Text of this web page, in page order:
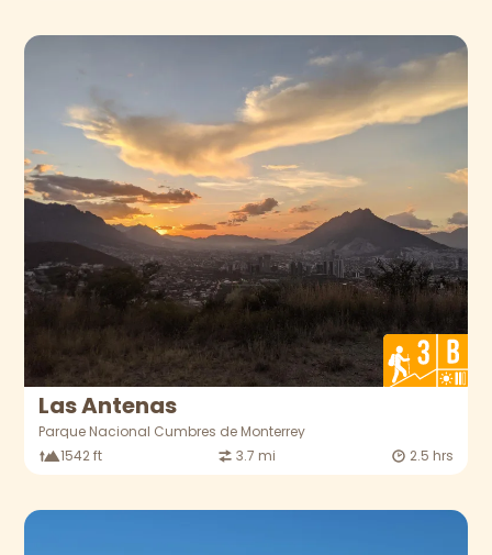
Las Antenas
Parque Nacional Cumbres de Monterrey
1542 ft
3.7 mi 2.5 hrs